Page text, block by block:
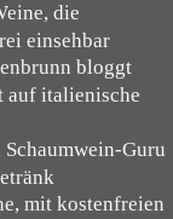
die
einsehbar
bloggt
auf italienische
Guru
mit kostenfreien